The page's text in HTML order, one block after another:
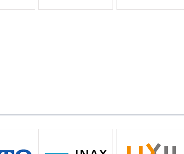
(#^.^#)インフルエンザが大流行していますが体調など崩し
(*^▽^*)だいぶ涼しくなって過ごしやすい陽気になってきま
集めにどっぷりハマり中です
・藤沢・寒川・小田原・茅ヶ崎外壁塗装専門店＊
ンです!! まずはマービスタでストレッチ今日ははおちゃん
す
ばすと気持ち～ はおちゃんも日に日に上達しています♡
の外壁塗装専門店＊
もう4月になってしまいましたね!! 新しい年の始まりです!!